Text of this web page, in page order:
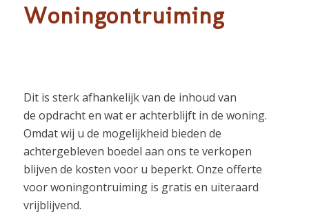
Woningontruiming
Dit is sterk afhankelijk van de inhoud van
de opdracht en wat er achterblijft in de woning.
Omdat wij u de mogelijkheid bieden de
achtergebleven boedel aan ons te verkopen
blijven de kosten voor u beperkt. Onze offerte
voor woningontruiming is gratis en uiteraard
vrijblijvend.